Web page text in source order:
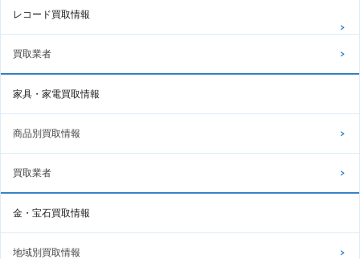
レコード買取情報
買取業者
家具・家電買取情報
商品別買取情報
買取業者
金・宝石買取情報
地域別買取情報